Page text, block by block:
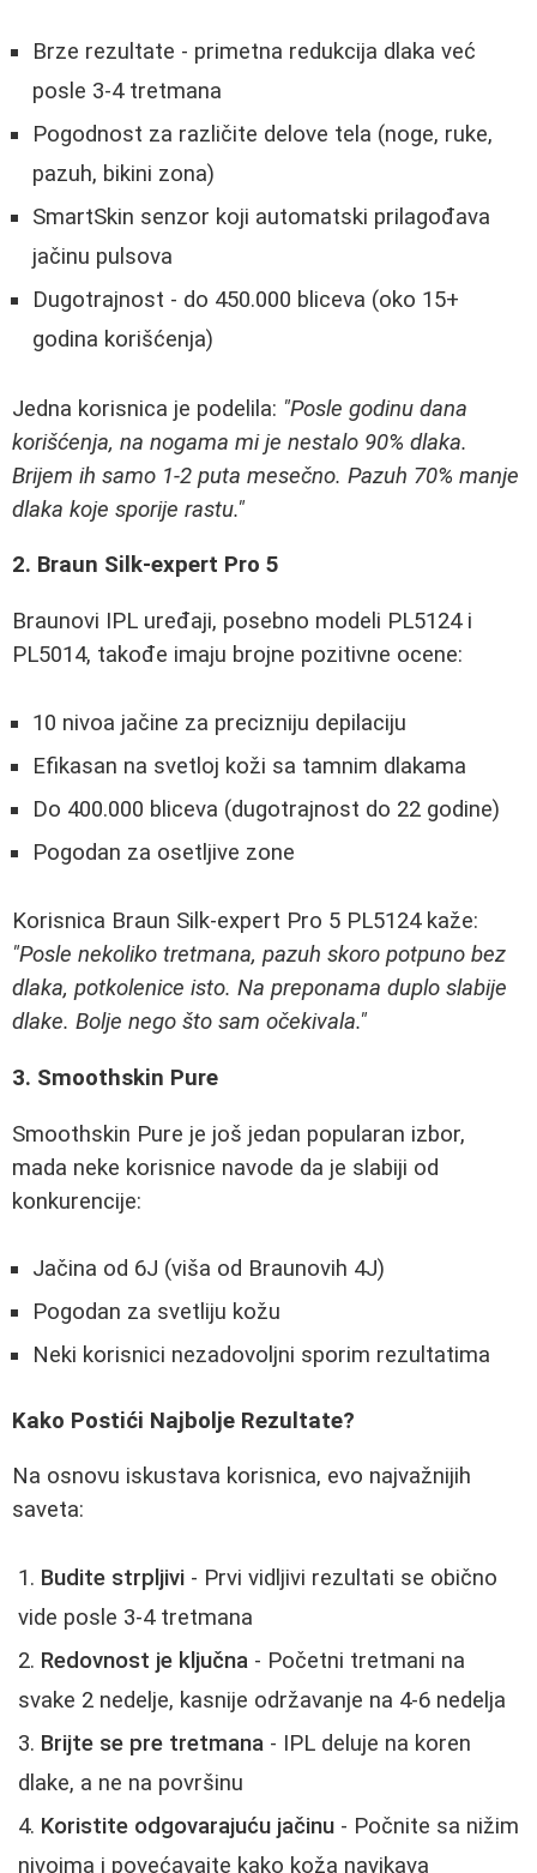
Brze rezultate - primetna redukcija dlaka već
posle 3-4 tretmana
Pogodnost za različite delove tela (noge, ruke,
pazuh, bikini zona)
SmartSkin senzor koji automatski prilagođava
jačinu pulsova
Dugotrajnost - do 450.000 bliceva (oko 15+
godina korišćenja)
Jedna korisnica je podelila: "Posle godinu dana
korišćenja, na nogama mi je nestalo 90% dlaka.
Brijem ih samo 1-2 puta mesečno. Pazuh 70% manje
dlaka koje sporije rastu."
2. Braun Silk-expert Pro 5
Braunovi IPL uređaji, posebno modeli PL5124 i
PL5014, takođe imaju brojne pozitivne ocene:
10 nivoa jačine za precizniju depilaciju
Efikasan na svetloj koži sa tamnim dlakama
Do 400.000 bliceva (dugotrajnost do 22 godine)
Pogodan za osetljive zone
Korisnica Braun Silk-expert Pro 5 PL5124 kaže:
"Posle nekoliko tretmana, pazuh skoro potpuno bez
dlaka, potkolenice isto. Na preponama duplo slabije
dlake. Bolje nego što sam očekivala."
3. Smoothskin Pure
Smoothskin Pure je još jedan popularan izbor,
mada neke korisnice navode da je slabiji od
konkurencije:
Jačina od 6J (viša od Braunovih 4J)
Pogodan za svetliju kožu
Neki korisnici nezadovoljni sporim rezultatima
Kako Postići Najbolje Rezultate?
Na osnovu iskustava korisnica, evo najvažnijih
saveta:
Budite strpljivi - Prvi vidljivi rezultati se obično
vide posle 3-4 tretmana
Redovnost je ključna - Početni tretmani na
svake 2 nedelje, kasnije održavanje na 4-6 nedelja
Brijte se pre tretmana - IPL deluje na koren
dlake, a ne na površinu
Koristite odgovarajuću jačinu - Počnite sa nižim
nivoima i povećavajte kako koža navikava